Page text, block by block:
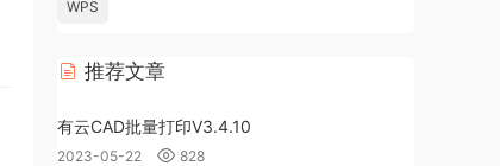
WPS
推荐文章
有云CAD批量打印V3.4.10
2023-05-22 828